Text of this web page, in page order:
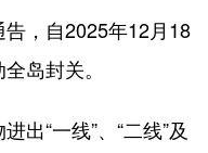
，自2025年12月18
岛封关。
“一线”、“二线”及